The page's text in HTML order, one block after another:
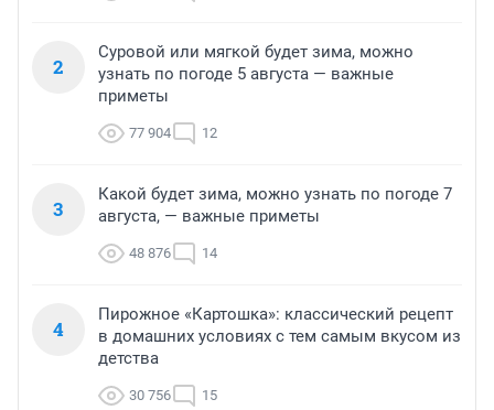
2
Суровой или мягкой будет зима, можно
узнать по погоде 5 августа — важные
приметы
77 904 12
3
Какой будет зима, можно узнать по погоде 7
августа, — важные приметы
48 876 14
4
Пирожное «Картошка»: классический рецепт
в домашних условиях с тем самым вкусом из
детства
30 756 15